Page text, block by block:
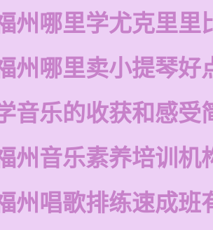
州哪里学尤克里里
州哪里卖小提琴好
音乐的收获和感受
州音乐素养培训机
州唱歌排练速成班